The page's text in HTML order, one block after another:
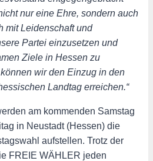
nur eine Ehre, sondern auch
mit Leidenschaft und
Partei einzusetzen und
Ziele in Hessen zu
wir den Einzug in den
Landtag erreichen.“
am kommenden Samstag
in Neustadt (Hessen) die
aufstellen. Trotz der
FREIE WÄHLER jeden